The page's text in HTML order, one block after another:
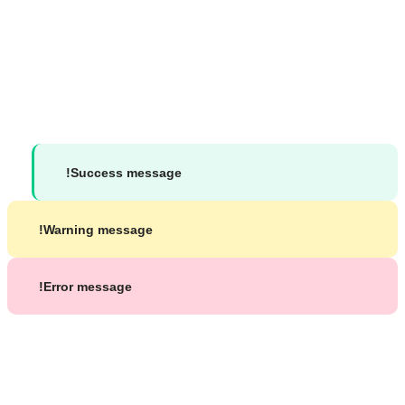
Success message!
Warning message!
Error message!